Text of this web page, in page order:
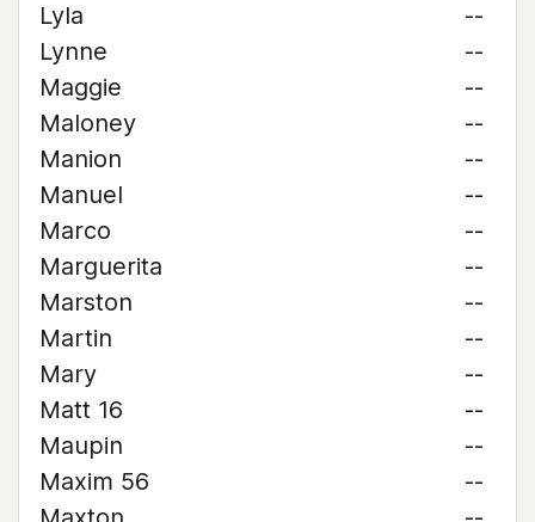
Lyla
--
Lynne
--
Maggie
--
Maloney
--
Manion
--
Manuel
--
Marco
--
Marguerita
--
Marston
--
Martin
--
Mary
--
Matt 16
--
Maupin
--
Maxim 56
--